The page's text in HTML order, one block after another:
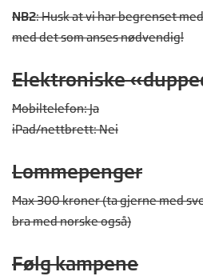
NB2: Husk at vi har begrenset
med det som anses nødvendig!
Elektroniske
Mobiltelefon: Ja
iPad/nettbrett: Nei
Lommepenger
Max 300 kroner (ta gjerne med
bra med norske også)
Følg kampene